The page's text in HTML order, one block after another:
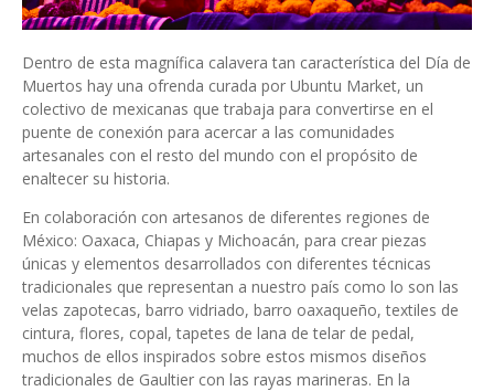
Dentro de esta magnífica calavera tan característica del Día de
Muertos hay una ofrenda curada por Ubuntu Market, un
colectivo de mexicanas que trabaja para convertirse en el
puente de conexión para acercar a las comunidades
artesanales con el resto del mundo con el propósito de
enaltecer su historia.
En colaboración con artesanos de diferentes regiones de
México: Oaxaca, Chiapas y Michoacán, para crear piezas
únicas y elementos desarrollados con diferentes técnicas
tradicionales que representan a nuestro país como lo son las
velas zapotecas, barro vidriado, barro oaxaqueño, textiles de
cintura, flores, copal, tapetes de lana de telar de pedal,
muchos de ellos inspirados sobre estos mismos diseños
tradicionales de Gaultier con las rayas marineras. En la